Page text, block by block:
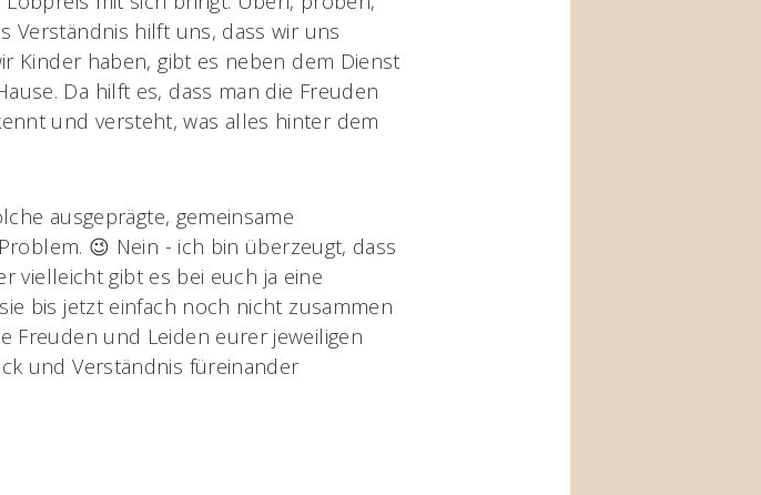
Verständnis hilft uns, dass wir uns
Kinder haben, gibt es neben dem Dienst
Da hilft es, dass man die Freuden
und versteht, was alles hinter dem
ausgeprägte, gemeinsame
😉 Nein - ich bin überzeugt, dass
vielleicht gibt es bei euch ja eine
bis jetzt einfach noch nicht zusammen
Freuden und Leiden eurer jeweiligen
und Verständnis füreinander